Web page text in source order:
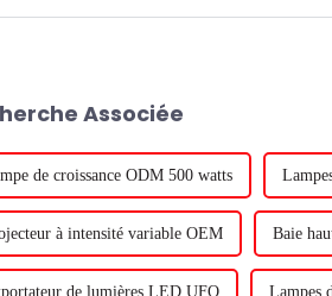
Associée
de croissance ODM 500 watts
à intensité variable OEM Baie
de lumières LED UFO Lampes